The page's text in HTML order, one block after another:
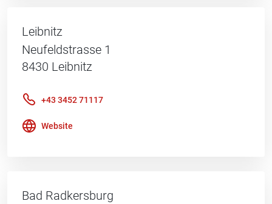
Leibnitz
Neufeldstrasse 1
8430 Leibnitz
+43 3452 71117
Website
Bad Radkersburg